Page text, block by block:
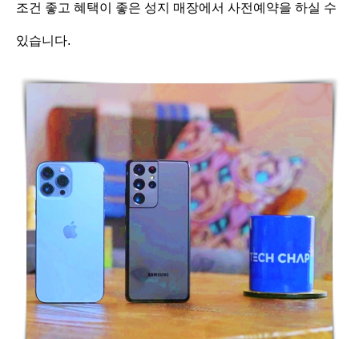
조건 좋고 혜택이 좋은 성지 매장에서 사전예약을 하실 수
있습니다.